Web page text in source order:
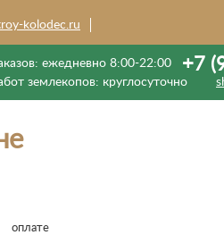
kolodec.ru
ежедневно 8:00-22:00
землекопов: круглосуточно
+7